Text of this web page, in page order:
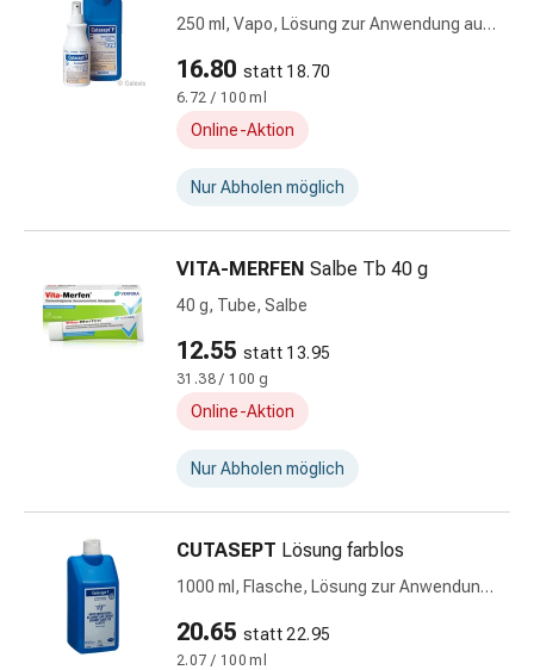
Alternativtherapie
Stress,
Schlaf
Stimmungsschwankungen
Schlafstörungen
Schnarchen
Atemwege
Nasenmittel
Atemwegsbeschwerden
Infektionen
Windpocken
Osteoporose
Immunsuppressivum
Parasiten
&
Insektenschutz
Zecken
Mückenschutz
250 ml, Vapo, Lösung zur Anwendung auf
16.80 statt 18.70
6.72 / 100 ml
Online-Aktion
Nur Abholen möglich
VITA-MERFEN Salbe Tb 40 g
40 g, Tube, Salbe
12.55 statt 13.95
31.38 / 100 g
Online-Aktion
Nur Abholen möglich
CUTASEPT Lösung farblos
1000 ml, Flasche, Lösung zur Anwendung
20.65 statt 22.95
2.07 / 100 ml